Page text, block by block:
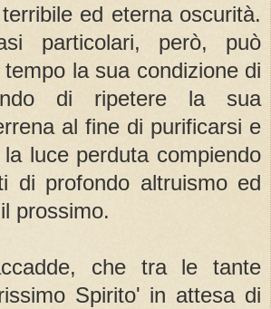
ed eterna oscurità.
particolari, però, può
la sua condizione di
di ripetere la sua
al fine di purificarsi e
luce perduta compiendo
di profondo altruismo ed
prossimo.
che tra le tante
Spirito' in attesa di